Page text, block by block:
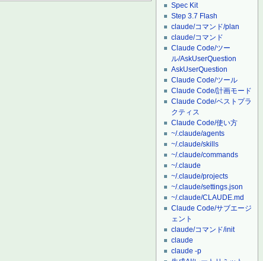
Spec Kit
Step 3.7 Flash
claude/コマンド/plan
claude/コマンド
Claude Code/ツー
ル/AskUserQuestion
AskUserQuestion
Claude Code/ツール
Claude Code/計画モード
Claude Code/ベストプラ
クティス
Claude Code/使い方
~/.claude/agents
~/.claude/skills
~/.claude/commands
~/.claude
~/.claude/projects
~/.claude/settings.json
~/.claude/CLAUDE.md
Claude Code/サブエージ
ェント
claude/コマンド/init
claude
claude -p